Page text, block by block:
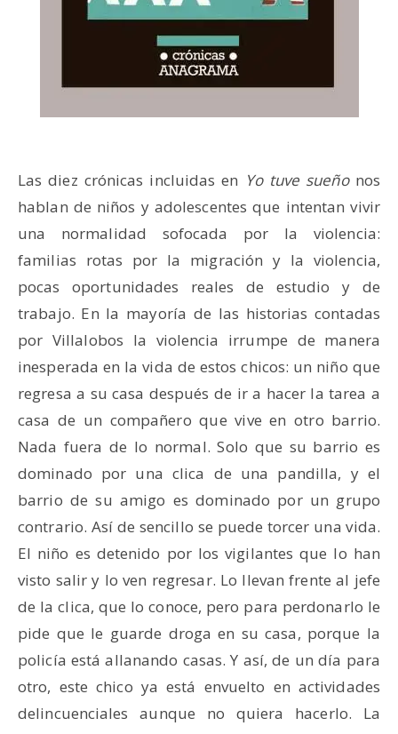
Las diez crónicas incluidas en Yo tuve sueñonos
hablan de niños y adolescentes que intentan vivir
una normalidad sofocada por la violencia:
familias rotas por la migración y la violencia,
pocas oportunidades reales de estudio y de
trabajo. En la mayoría de las historias contadas
por Villalobos la violencia irrumpe de manera
inesperada en la vida de estos chicos: un niño que
regresa a su casa después de ir a hacer la tarea a
casa de un compañero que vive en otro barrio.
Nada fuera de lo normal. Solo que su barrio es
dominado por una clica de una pandilla, y el
barrio de su amigo es dominado por un grupo
contrario. Así de sencillo se puede torcer una vida.
El niño es detenido por los vigilantes que lo han
visto salir y lo ven regresar. Lo llevan frente al jefe
de la clica, que lo conoce, pero para perdonarlo le
pide que le guarde droga en su casa, porque la
policía está allanando casas. Y así, de un día para
otro, este chico ya está envuelto en actividades
delincuenciales aunque no quiera hacerlo. La